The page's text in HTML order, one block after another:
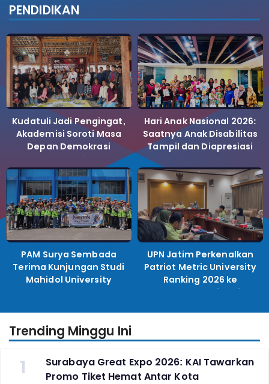
PENDIDIKAN
Kudatuli Jadi Pengingat,
Akademisi Soroti Masa
Depan Demokrasi
Indonesia
Hari Anak Nasional 2026:
Saatnya Anak Disabilitas
Tampil dan Diapresiasi
PAM Surya Sembada
Terima Kunjungan Studi
Mahidol University
UPN Jatim Perkenalkan
Patriot Metric University
Ranking 2026 ke
Perguruan Tinggi
Trending Minggu Ini
1
Surabaya Great Expo 2026: KAI Tawarkan
Promo Tiket Hemat Antar Kota